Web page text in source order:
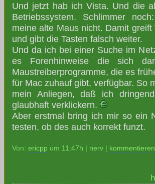
Und jetzt hab ich Vista. Und die
Betriebssystem. Schlimmer
meine alte Maus nicht. Damit
und gibt die Tasten falsch weiter.
Und da ich bei einer Suche im
es Forenhinweise die sich
Maustreiberprogramme, die es
für Mac zuhauf gibt, verfügbar. So
mein Anliegen, daß ich
glaubhaft verklickern.
Aber erstmal bring ich mir so ein
testen, ob des auch korrekt funzt.
Von: ericpp um 11:47h nerv kommentieren